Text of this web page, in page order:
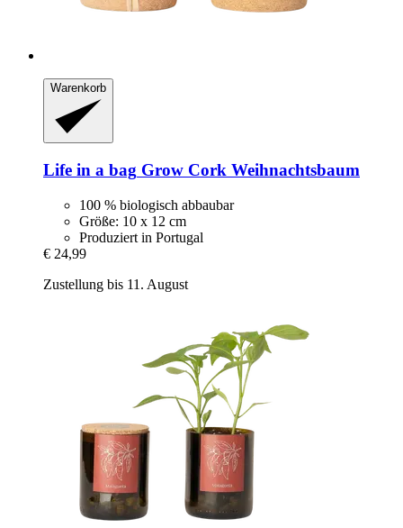
Warenkorb
Life in a bag Grow Cork Weihnachtsbaum
100 % biologisch abbaubar
Größe: 10 x 12 cm
Produziert in Portugal
€ 24,99
Zustellung bis 11. August